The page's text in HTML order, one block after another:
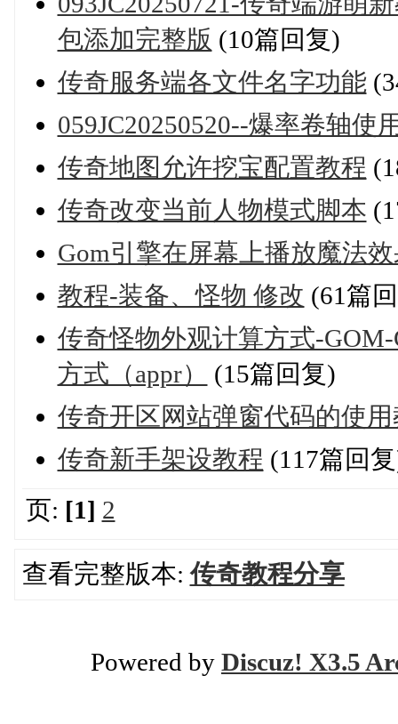
包添加完整版 (10篇回复)
传奇服务端各文件名字功能
059JC20250520--爆率卷轴使
传奇地图允许挖宝配置教程
传奇改变当前人物模式脚本
Gom引擎在屏幕上播放魔法
教程-装备、怪物 修改 (61篇
传奇怪物外观计算方式-
方式（appr）
(15篇回复)
传奇开区网站弹窗代码的使
传奇新手架设教程 (117篇回
页: [1] 2
查看完整版本:传奇教程分享
Powered by Discuz! X3.5